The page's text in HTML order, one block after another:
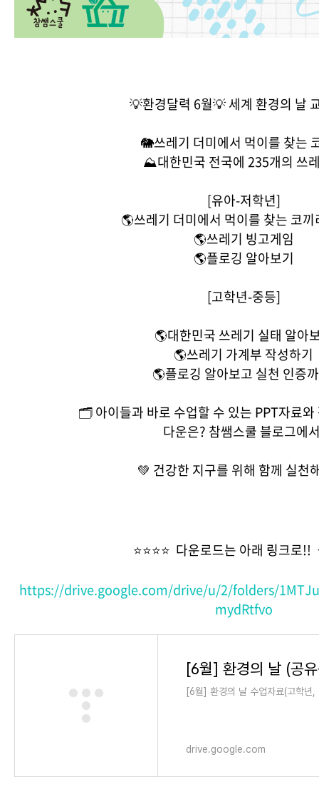
💡환경달력 6월💡 세계 환경의 날
🐘쓰레기 더미에서 먹이를 찾는
⛰️대한민국 전국에 235개의 쓰
[유아-저학년]
🌎쓰레기 더미에서 먹이를 찾는 코
🌎쓰레기 빙고게임
🌎플로깅 알아보기
[고학년-중등]
🌎대한민국 쓰레기 실태 알아
🌎쓰레기 가계부 작성하기
🌎플로깅 알아보고 실천 인증
🗂️ 아이들과 바로 수업할 수 있는 PPT자료와
다운은? 참쌤스쿨 블로그에
💚 건강한 지구를 위해 함께 실천
⭐️⭐️⭐️⭐️ 다운로드는 아래 링크로!!
https://drive.google.com/drive/u/2/folders/
mydRtfvo
[6월] 환경의 날
drive.google.com